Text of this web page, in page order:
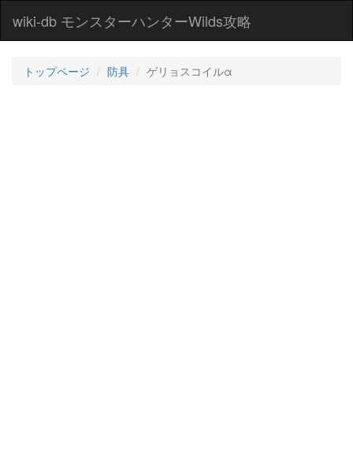
wiki-db モンスターハンターWilds攻略
トップページ 防具 ゲリョスコイルα